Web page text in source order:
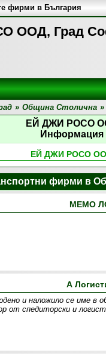
ООД, Град
фирми в България
» Община Столична »
ЕЙ ДЖИ РОСО
Информация
ЕЙ ДЖИ РОСО
фирми в
МЕМО
А
и наложило се име в
от спедиторски и